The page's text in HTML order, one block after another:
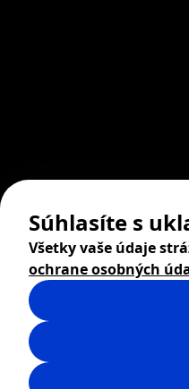
© 2026 ZITA, design by
Súhlasíte s
Všetky vaše údaje
ochrane osobných